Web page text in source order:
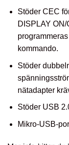
Stöder CEC
DISPLAY
kommando.
Stöder
nätadapter
Stöder USB
Mikro-USB-